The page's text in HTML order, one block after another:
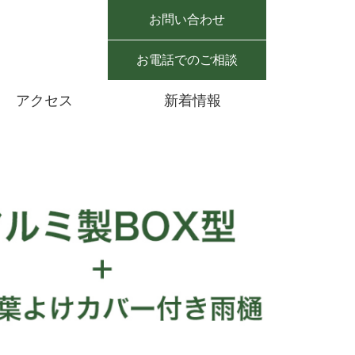
お問い合わせ
お電話でのご相談
アクセス 新着情報